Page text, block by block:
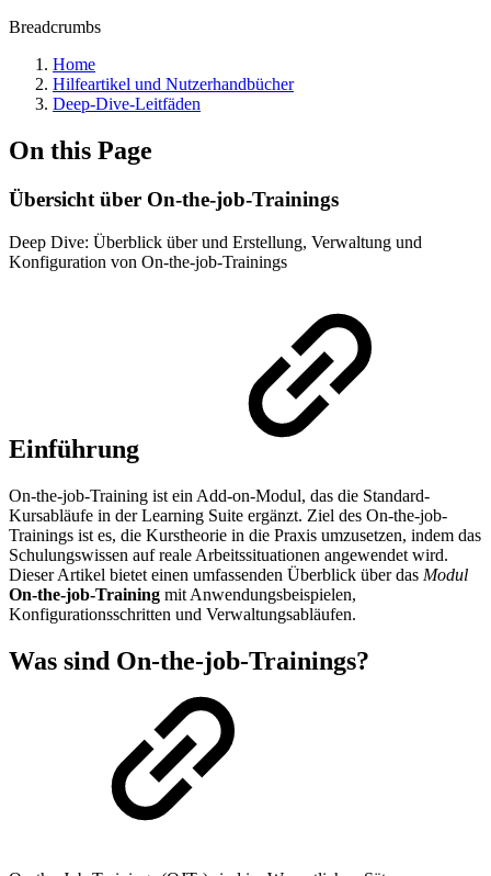
Breadcrumbs
Home
Hilfeartikel und Nutzerhandbücher
Deep-Dive-Leitfäden
On this Page
Übersicht über On-the-job-Trainings
Deep Dive: Überblick über und Erstellung, Verwaltung und
Konfiguration von On-the-job-Trainings
Einführung
On-the-job-Training ist ein Add-on-Modul, das die Standard-
Kursabläufe in der Learning Suite ergänzt. Ziel des On-the-job-
Trainings ist es, die Kurstheorie in die Praxis umzusetzen, indem das
Schulungswissen auf reale Arbeitssituationen angewendet wird.
Dieser Artikel bietet einen umfassenden Überblick über das Modul
On-the-job-Training mit Anwendungsbeispielen,
Konfigurationsschritten und Verwaltungsabläufen.
Was sind On-the-job-Trainings?